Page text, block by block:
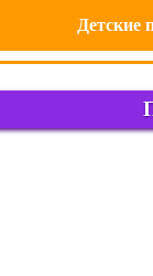
Детские